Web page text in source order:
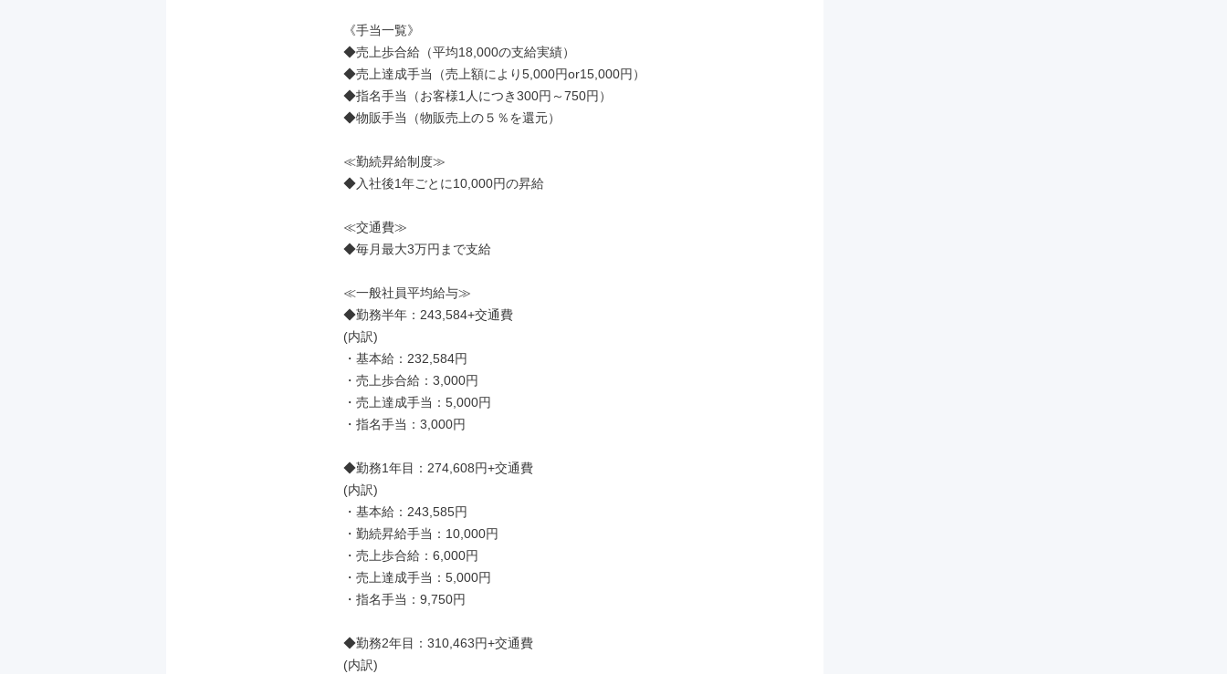
《手当一覧》
◆売上歩合給（平均18,000の支給実績）
◆売上達成手当（売上額により5,000円or15,000円）
◆指名手当（お客様1人につき300円～750円）
◆物販手当（物販売上の５％を還元）
≪勤続昇給制度≫
◆入社後1年ごとに10,000円の昇給
≪交通費≫
◆毎月最大3万円まで支給
≪一般社員平均給与≫
◆勤務半年：243,584+交通費
(内訳)
・基本給：232,584円
・売上歩合給：3,000円
・売上達成手当：5,000円
・指名手当：3,000円
◆勤務1年目：274,608円+交通費
(内訳)
・基本給：243,585円
・勤続昇給手当：10,000円
・売上歩合給：6,000円
・売上達成手当：5,000円
・指名手当：9,750円
◆勤務2年目：310,463円+交通費
(内訳)